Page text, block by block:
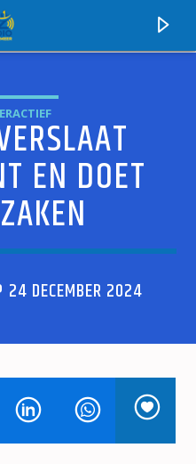
EN DOET
24 DECEMBER 2024